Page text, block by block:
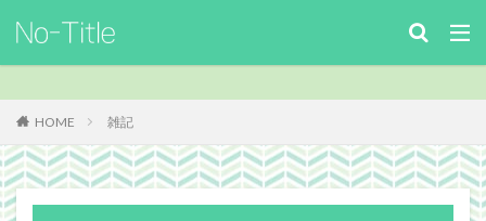
HOME 雑記
カテゴリー
タグ